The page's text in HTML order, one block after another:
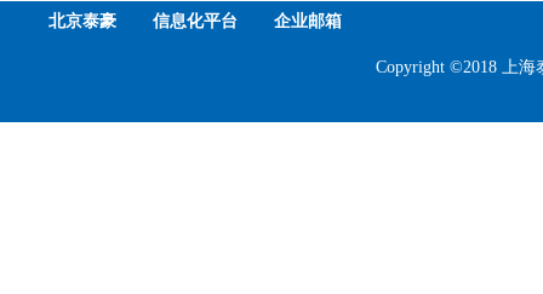
Copyright ©2018 上
北京泰豪 信息化平台 企业邮箱